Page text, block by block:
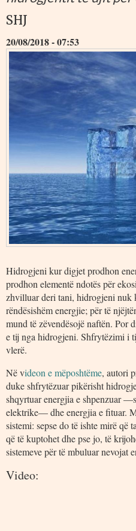
SHJ
20/08/2018 - 07:53
Hidrogjeni kur digjet prodhon
prodhon elementë ndotës për
zhvilluar deri tani, hidrogjeni nuk
rëndësishëm energjie; për të
mund të zëvendësojë naftën. Por
e tij nga hidrogjeni. Shfrytëzimi i
vlerë.
Në videon e mëposhtëme, autori
duke shfrytëzuar pikërisht
shqyrtuar energjia e shpenzuar
elektrike— dhe energjia e fituar.
sistemi: sepse do të ishte mirë që
që të kuptohet dhe pse jo, të
sistemeve për të mbuluar
Video: